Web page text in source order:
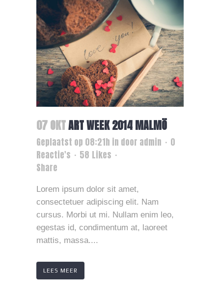
07 OKTART WEEK 2014 MALMÖ
Geplaatst op 08:21h in door admin
0
Reactie's
58 Likes
Share
Lorem ipsum dolor sit amet,
consectetuer adipiscing elit. Nam
cursus. Morbi ut mi. Nullam enim leo,
egestas id, condimentum at, laoreet
mattis, massa....
LEES MEER